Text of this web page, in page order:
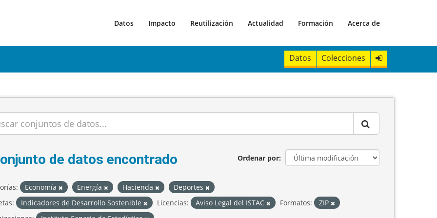
Datos Impacto Reutilización Actualidad Formación Acerca de
Datos Colecciones
Ordenar por
de datos encontrado
Economía Energía Hacienda
Deportes
Indicadores de Desarrollo Sostenible Licencias: Aviso Legal del ISTAC Formatos:
ZIP